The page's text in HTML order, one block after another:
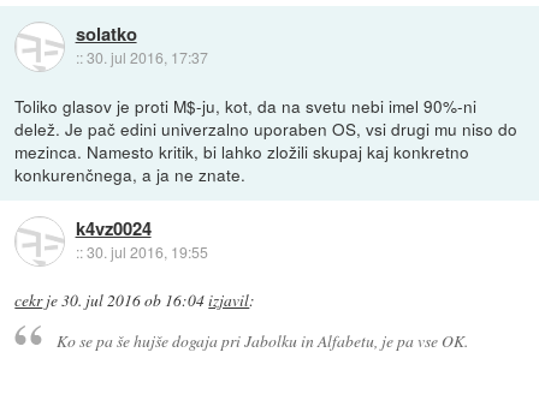
solatko
::30. jul 2016, 17:37
Toliko glasov je proti M$-ju, kot, da na svetu nebi imel 90%-ni
delež. Je pač edini univerzalno uporaben OS, vsi drugi mu niso do
mezinca. Namesto kritik, bi lahko zložili skupaj kaj konkretno
konkurenčnega, a ja ne znate.
k4vz0024
::30. jul 2016, 19:55
cekrje30. jul 2016 ob 16:04izjavil:
Ko se pa še hujše dogaja pri Jabolku in Alfabetu, je pa vse OK.